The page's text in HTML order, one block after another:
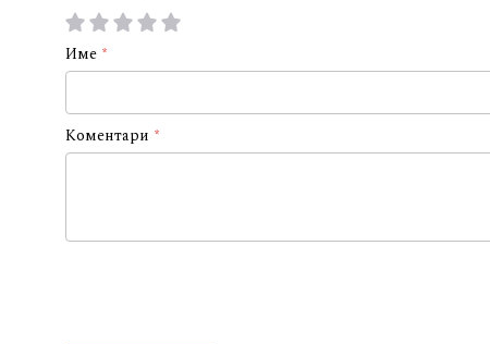
1
star
2
3
4
Име
Коментари